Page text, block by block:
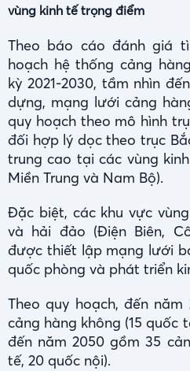
vùng kinh tế trọng điểm
Theo báo cáo đánh giá
hoạch hệ thống cảng
kỳ 2021-2030, tầm nhìn
dựng, mạng lưới cảng
quy hoạch theo mô hình
đối hợp lý dọc theo trục
trung cao tại các vùng
Miền Trung và Nam Bộ).
Đặc biệt, các khu vực
và hải đảo (Điện Biên,
được thiết lập mạng lưới
quốc phòng và phát triển
Theo quy hoạch, đến
cảng hàng không (15 quốc
đến năm 2050 gồm 35
tế, 20 quốc nội).